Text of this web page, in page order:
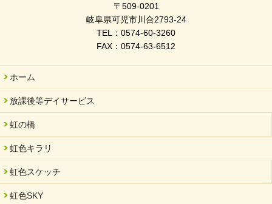
令和7年度 岐阜県スポーツ賞「FC Bombonera」
岐阜県「働いてもらい方改革」優良事例集に掲載されました
2025/06/10
未来会議 in 可児市 「斉藤まさゆき」
2025/05/07
2025年6月中旬 OPEN 放課後等デイサービス「Fc Bombo
2025/03/01
餅つき大会を開催しました
〒509-0201
岐阜県可児市川合2793-24
TEL：0574-60-3260
FAX：0574-63-6512
ホーム
放課後等デイサービス
虹の橋
虹色キラリ
虹色スケッチ
虹色SKY